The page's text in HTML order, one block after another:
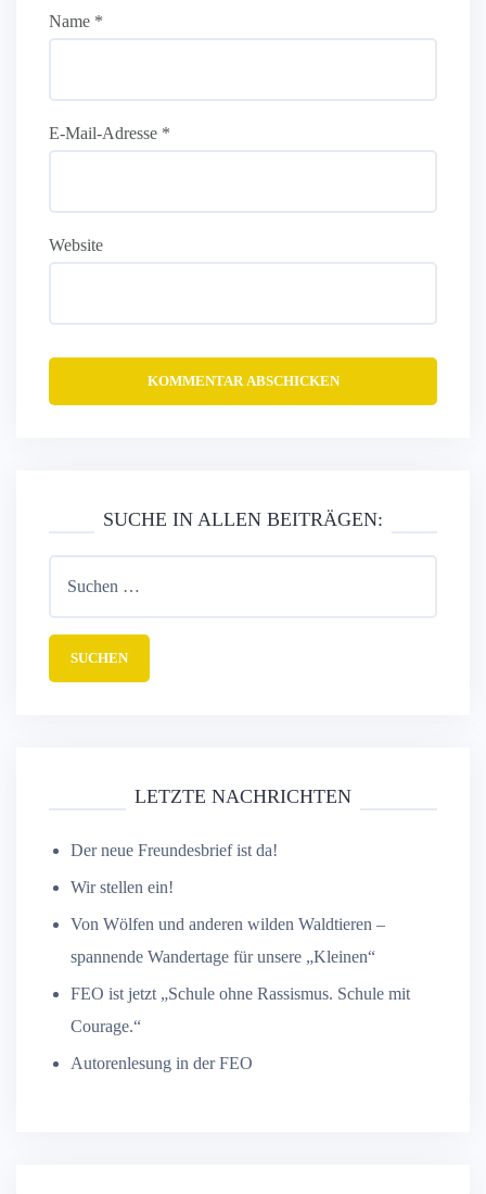
Name *
E-Mail-Adresse *
Website
SUCHE IN ALLEN BEITRÄGEN:
LETZTE NACHRICHTEN
Der neue Freundesbrief ist da!
Wir stellen ein!
Von Wölfen und anderen wilden Waldtieren –
spannende Wandertage für unsere „Kleinen“
FEO ist jetzt „Schule ohne Rassismus. Schule mit
Courage.“
Autorenlesung in der FEO